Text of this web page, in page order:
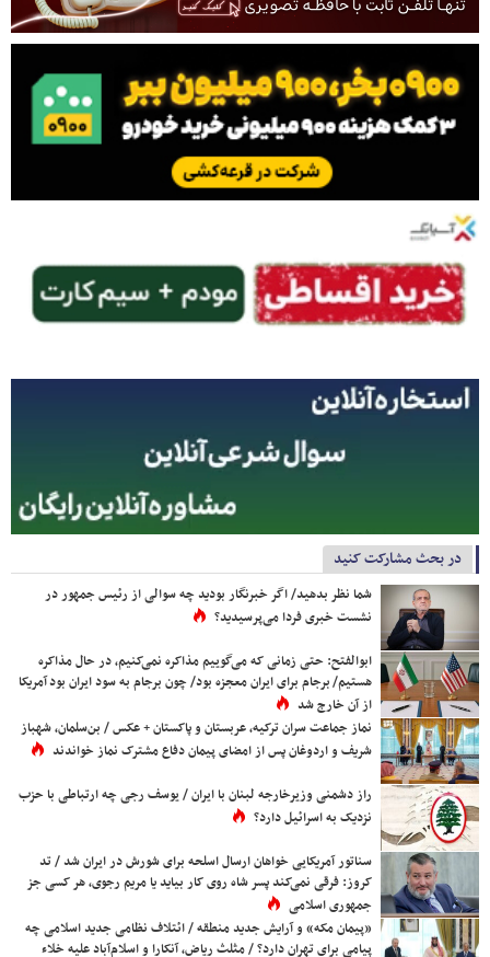
در بحث مشارکت کنید
شما نظر بدهید/ اگر خبرنگار بودید چه سوالی از رئیس جمهور در
نشست خبری فردا می‌پرسیدید؟
ابوالفتح: حتی زمانی که می‌گوییم مذاکره نمی‌کنیم، در حال مذاکره
هستیم/ برجام برای ایران معجزه بود/ چون برجام به سود ایران بود آمریکا
از آن خارج شد
نماز جماعت سران ترکیه، عربستان و پاکستان + عکس / بن‌سلمان، شهباز
شریف و اردوغان پس از امضای پیمان دفاع مشترک نماز خواندند
راز دشمنی وزیرخارجه لبنان با ایران / یوسف رجی چه ارتباطی با حزب
نزدیک به اسرائیل دارد؟
سناتور آمریکایی خواهان ارسال اسلحه برای شورش در ایران شد / تد
کروز: فرقی نمی‌کند پسر شاه روی کار بیاید یا مریم رجوی، هر کسی جز
جمهوری اسلامی
«پیمان مکه» و آرایش جدید منطقه / ائتلاف نظامی جدید اسلامی چه
پیامی برای تهران دارد؟ / مثلث ریاض، آنکارا و اسلام‌آباد علیه خلاء